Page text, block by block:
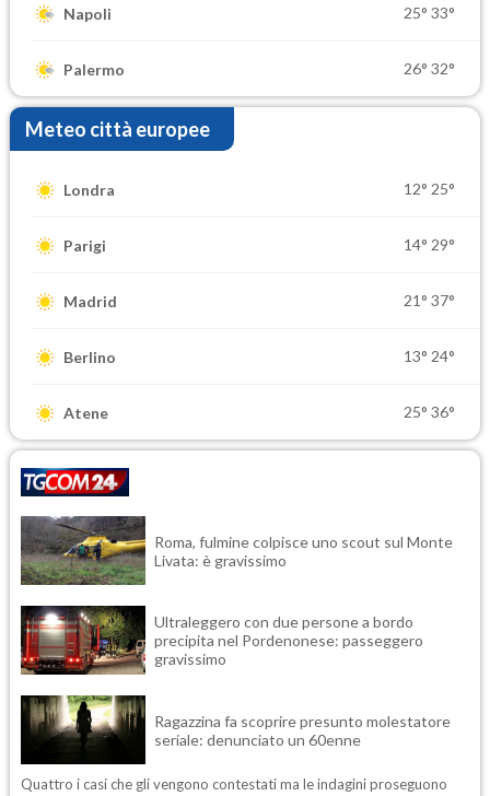
Napoli 25° 33°
Palermo 26° 32°
Meteo città europee
Londra 12° 25°
Parigi 14° 29°
Madrid 21° 37°
Berlino 13° 24°
Atene 25° 36°
Roma, fulmine colpisce uno scout sul Monte
Livata: è gravissimo
Ultraleggero con due persone a bordo
precipita nel Pordenonese: passeggero
gravissimo
Ragazzina fa scoprire presunto molestatore
seriale: denunciato un 60enne
Quattro i casi che gli vengono contestati ma le indagini proseguono